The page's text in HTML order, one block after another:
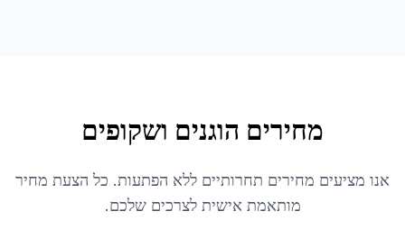
מחירים הוגנים ושקופים
אנו מציעים מחירים תחרותיים ללא הפתעות. כל הצעת מחיר
מותאמת אישית לצרכים שלכם.